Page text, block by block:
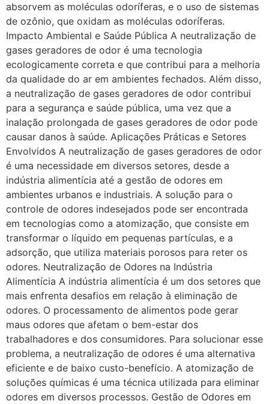
absorvem as moléculas odoríferas, e o uso de sistemas
de ozônio, que oxidam as moléculas odoríferas.
Impacto Ambiental e Saúde Pública A neutralização de
gases geradores de odor é uma tecnologia
ecologicamente correta e que contribui para a melhoria
da qualidade do ar em ambientes fechados. Além disso,
a neutralização de gases geradores de odor contribui
para a segurança e saúde pública, uma vez que a
inalação prolongada de gases geradores de odor pode
causar danos à saúde. Aplicações Práticas e Setores
Envolvidos A neutralização de gases geradores de odor
é uma necessidade em diversos setores, desde a
indústria alimentícia até a gestão de odores em
ambientes urbanos e industriais. A solução para o
controle de odores indesejados pode ser encontrada
em tecnologias como a atomização, que consiste em
transformar o líquido em pequenas partículas, e a
adsorção, que utiliza materiais porosos para reter os
odores. Neutralização de Odores na Indústria
Alimentícia A indústria alimentícia é um dos setores que
mais enfrenta desafios em relação à eliminação de
odores. O processamento de alimentos pode gerar
maus odores que afetam o bem-estar dos
trabalhadores e dos consumidores. Para solucionar esse
problema, a neutralização de odores é uma alternativa
eficiente e de baixo custo-benefício. A atomização de
soluções químicas é uma técnica utilizada para eliminar
odores em diversos processos. Gestão de Odores em